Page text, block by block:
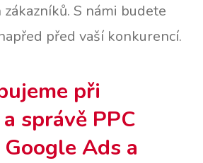
S námi budete
před vaší konkurencí.
při
správě PPC
Ads a